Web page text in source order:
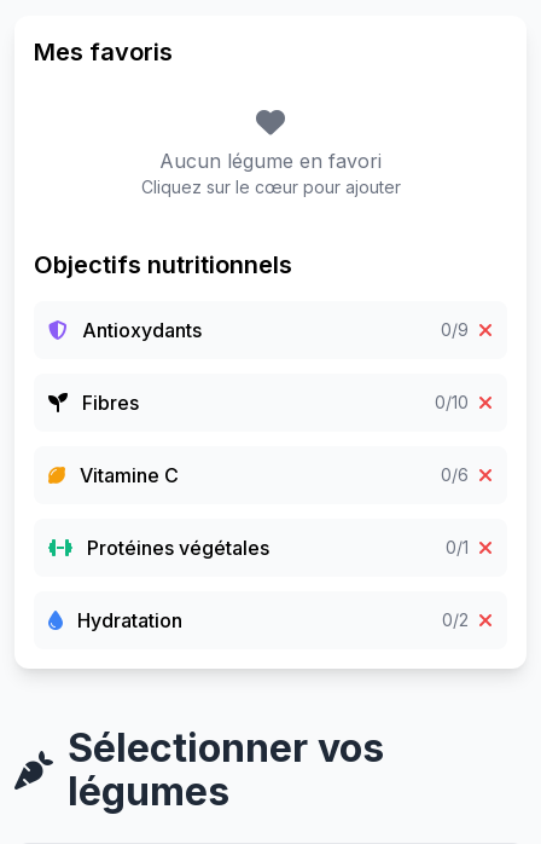
Mes favoris
Aucun légume en favori
Cliquez sur le cœur pour ajouter
Objectifs nutritionnels
Antioxydants 0/9
Fibres 0/10
Vitamine C 0/6
Protéines végétales 0/1
Hydratation 0/2
Sélectionner vos
légumes